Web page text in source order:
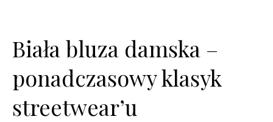
Biała bluza damska –
ponadczasowy klasyk
streetwear’u